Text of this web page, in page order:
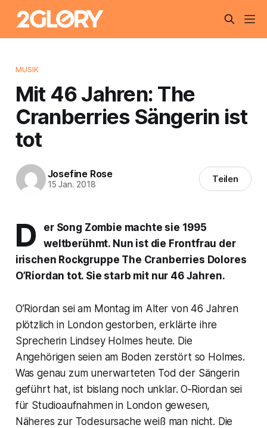
MUSIK
Mit 46 Jahren: The
Cranberries Sängerin ist
tot
Josefine Rose
15 Jan. 2018 Teilen
D er Song Zombie machte sie 1995
weltberühmt. Nun ist die Frontfrau der
irischen Rockgruppe The Cranberries Dolores
O’Riordan tot. Sie starb mit nur 46 Jahren.
O’Riordan sei am Montag im Alter von 46 Jahren
plötzlich in London gestorben, erklärte ihre
Sprecherin Lindsey Holmes heute. Die
Angehörigen seien am Boden zerstörtso Holmes.
Was genau zum unerwarteten Tod der Sängerin
geführt hat, ist bislang noch unklar. O‑Riordan sei
für Studioaufnahmen in London gewesen,
Näheres zur Todesursache weiß man nicht. Die